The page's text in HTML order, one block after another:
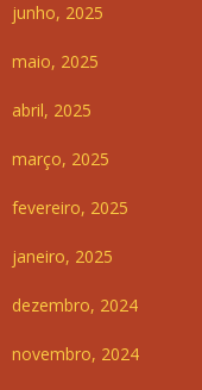
junho, 2025
maio, 2025
abril, 2025
março, 2025
fevereiro, 2025
janeiro, 2025
dezembro, 2024
novembro, 2024